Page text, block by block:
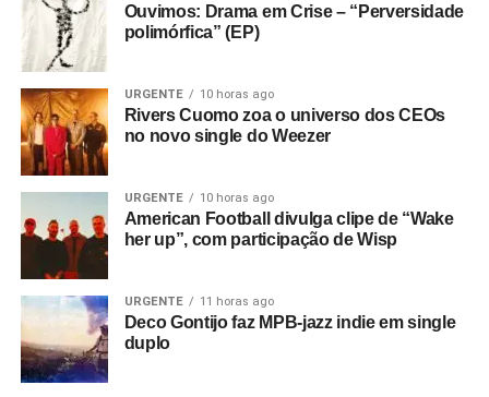
Ouvimos: Drama em Crise – “Perversidade
polimórfica” (EP)
URGENTE 10 horas ago
Rivers Cuomo zoa o universo dos CEOs
no novo single do Weezer
URGENTE 10 horas ago
American Football divulga clipe de “Wake
her up”, com participação de Wisp
URGENTE 11 horas ago
Deco Gontijo faz MPB-jazz indie em single
duplo